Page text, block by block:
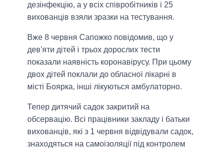
дезінфекцію, а у всіх співробітників і 25
вихованців взяли зразки на тестування.
Вже 8 червня Сапожко повідомив, що у
дев'яти дітей і трьох дорослих тести
показали наявність коронавірусу. При цьому
двох дітей поклали до обласної лікарні в
місті Боярка, інші лікуються амбулаторно.
Тепер дитячий садок закритий на
обсервацію. Всі працівники закладу і батьки
вихованців, які з 1 червня відвідували садок,
знаходяться на самоізоляції під контролем